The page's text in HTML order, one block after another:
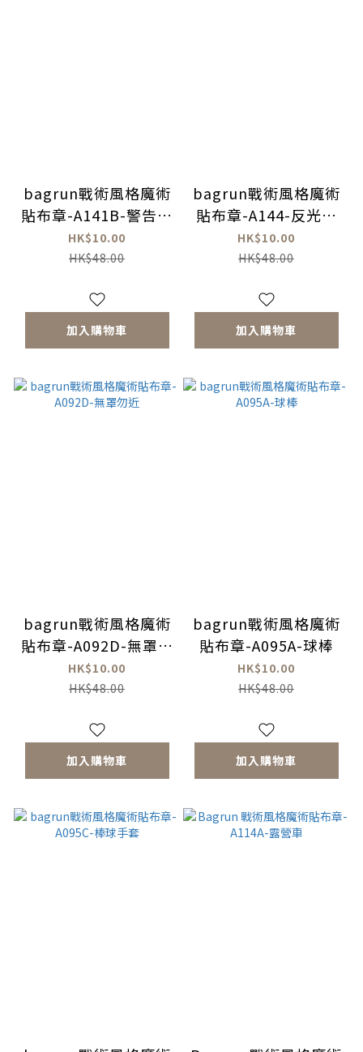
bagrun戰術風格魔術
貼布章-A141B-警告標
示-安全警告
HK$10.00
HK$48.00
加入購物車
bagrun戰術風格魔術
貼布章-A144-反光提
醒標示
HK$10.00
HK$48.00
加入購物車
bagrun戰術風格魔術
貼布章-A092D-無罩勿
近
HK$10.00
HK$48.00
加入購物車
bagrun戰術風格魔術
貼布章-A095A-球棒
HK$10.00
HK$48.00
加入購物車